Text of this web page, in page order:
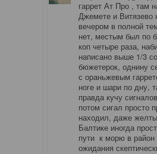
гаррет Ат Про , там
Джемете и Витязево
вечером в полной
нет, местым был по
коп четыре раза,
написано выше 1/3
бюжетерок, однину
с ораньжевым
ноге и шари по дну,
правда кучу
потом сигал
находил, даже
Балтике иногда
пути к морю в район
ожидания